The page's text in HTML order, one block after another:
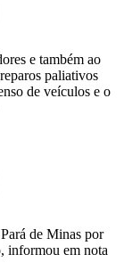
e também ao
paliativos
de veículos e o
de Minas por
informou em nota